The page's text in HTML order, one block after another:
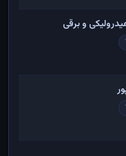
و برقی